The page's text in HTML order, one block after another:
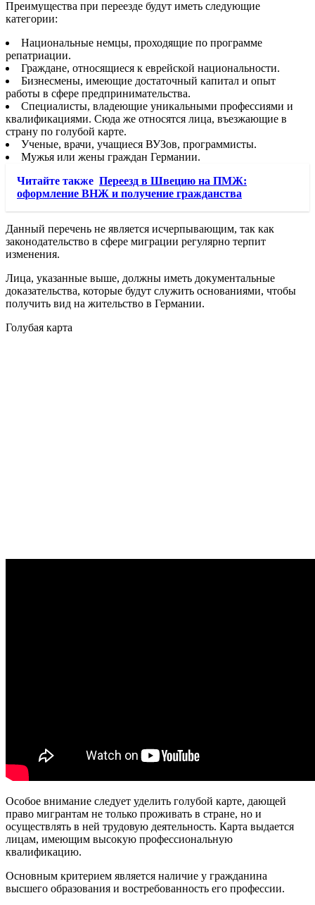
Преимущества при переезде будут иметь следующие
категории:
Национальные немцы, проходящие по программе
репатриации.
Граждане, относящиеся к еврейской национальности.
Бизнесмены, имеющие достаточный капитал и опыт
работы в сфере предпринимательства.
Специалисты, владеющие уникальными профессиями и
квалификациями. Сюда же относятся лица, въезжающие в
страну по голубой карте.
Ученые, врачи, учащиеся ВУЗов, программисты.
Мужья или жены граждан Германии.
Читайте также Переезд в Швецию на ПМЖ:
оформление ВНЖ и получение гражданства
Данный перечень не является исчерпывающим, так как
законодательство в сфере миграции регулярно терпит
изменения.
Лица, указанные выше, должны иметь документальные
доказательства, которые будут служить основаниями, чтобы
получить вид на жительство в Германии.
Голубая карта
Особое внимание следует уделить голубой карте, дающей
право мигрантам не только проживать в стране, но и
осуществлять в ней трудовую деятельность. Карта выдается
лицам, имеющим высокую профессиональную
квалификацию.
Основным критерием является наличие у гражданина
высшего образования и востребованность его профессии.